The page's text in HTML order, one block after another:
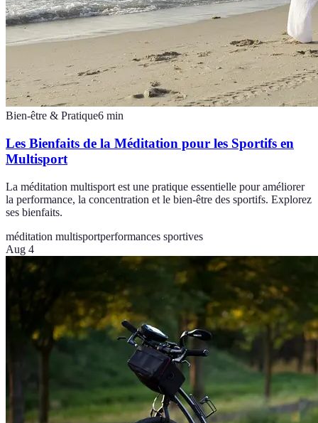
Bien-être & Pratique6 min
Les Bienfaits de la Méditation pour les Sportifs en
Multisport
La méditation multisport est une pratique essentielle pour améliorer
la performance, la concentration et le bien-être des sportifs. Explorez
ses bienfaits.
méditation multisportperformances sportives
Aug 4